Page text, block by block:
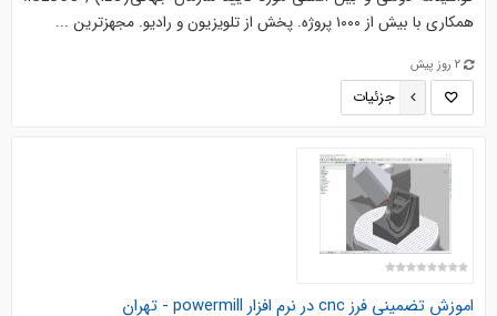
همکاری با بیش از ۱۰۰۰ پروژه. پخش از تلویزیون و رادیو. مجهزترین ...
2 روز پیش
جزئیات
اموزش تضمینی فرز cnc در نرم افزار powermill - تهران